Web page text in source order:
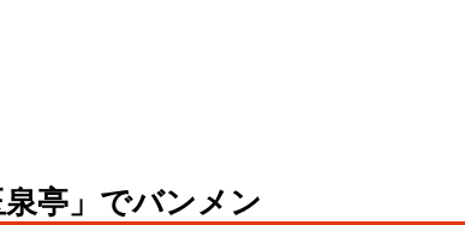
亭」でバンメン